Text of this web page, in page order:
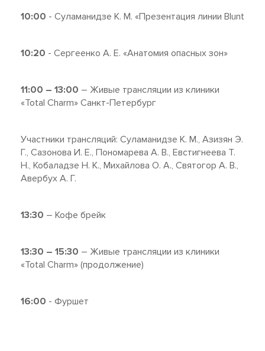
10:00 - Суламанидзе К. М. «Презентация линии Blunt
10:20 - Сергеенко А. Е. «Анатомия опасных зон»
11:00 – 13:00 – Живые трансляции из клиники
«Total Charm» Санкт-Петербург
Участники трансляций: Суламанидзе К. М., Азизян Э.
Г., Сазонова И. Е., Пономарева А. В., Евстигнеева Т.
Н., Кобаладзе Н. К., Михайлова О. А., Святогор А. В.,
Авербух А. Г.
13:30 – Кофе брейк
13:30 – 15:30 – Живые трансляции из клиники
«Total Charm» (продолжение)
16:00 - Фуршет